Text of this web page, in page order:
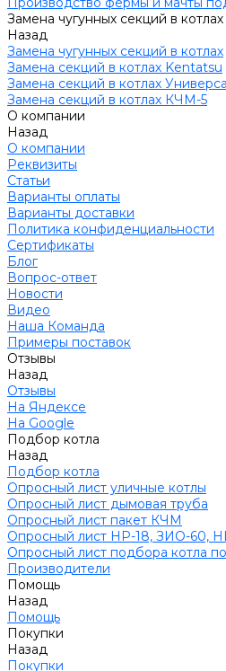
Замена чугунных секций в котлах
Назад
Замена чугунных секций в котлах
Замена секций в котлах Kentatsu
Замена секций в котлах
Замена секций в котлах КЧМ-5
О компании
Назад
О компании
Реквизиты
Статьи
Варианты оплаты
Варианты доставки
Политика конфиденциальности
Сертификаты
Блог
Вопрос-ответ
Новости
Видео
Наша Команда
Примеры поставок
Отзывы
Назад
Отзывы
На Яндексе
На Google
Подбор котла
Назад
Подбор котла
Опросный лист уличные котлы
Опросный лист дымовая труба
Опросный лист пакет КЧМ
Опросный лист НР-18, ЗИО-60,
Опросный лист подбора котла
Производители
Помощь
Назад
Помощь
Покупки
Назад
Покупки